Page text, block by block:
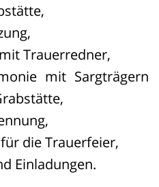
die Höhe der
sind im
und Dauer
Leids und der
des Schädigers.
aus der Art des
der Bedeutung des
Anspruchsteller
Trauerredner,
mit Sargträgern
die Trauerfeier,
Einladungen.